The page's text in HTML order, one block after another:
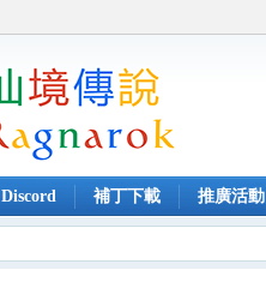
Discord 補丁下載 推廣活動